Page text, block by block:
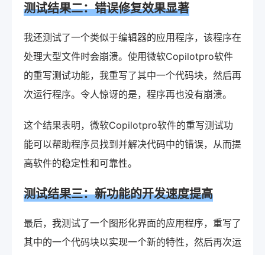
测试结果二：错误修复效果显著
我还测试了一个类似于编辑器的应用程序，该程序在
处理大型文件时会崩溃。使用微软Copilotpro软件
的重写测试功能，我重写了其中一个代码块，然后再
次运行程序。令人惊讶的是，程序再也没有崩溃。
这个结果表明，微软Copilotpro软件的重写测试功
能可以帮助程序员找到并解决代码中的错误，从而提
高软件的稳定性和可靠性。
测试结果三：新功能的开发速度提高
最后，我测试了一个图形化界面的应用程序，重写了
其中的一个代码块以实现一个新的特性，然后再次运